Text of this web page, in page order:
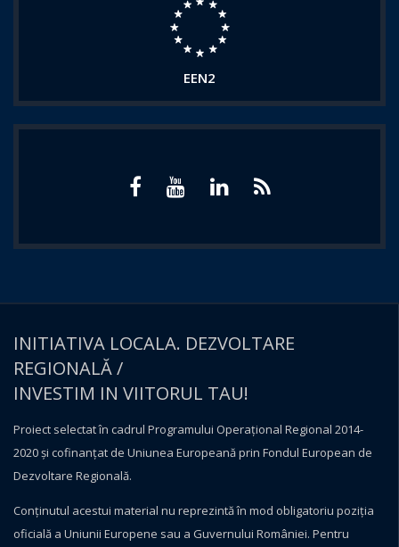
EEN2
INITIATIVA LOCALA. DEZVOLTARE
REGIONALĂ /
INVESTIM IN VIITORUL TAU!
Proiect selectat în cadrul Programului Operațional Regional 2014-
2020 și cofinanțat de Uniunea Europeană prin Fondul European de
Dezvoltare Regională.
Conţinutul acestui material nu reprezintă în mod obligatoriu poziţia
oficială a Uniunii Europene sau a Guvernului României. Pentru